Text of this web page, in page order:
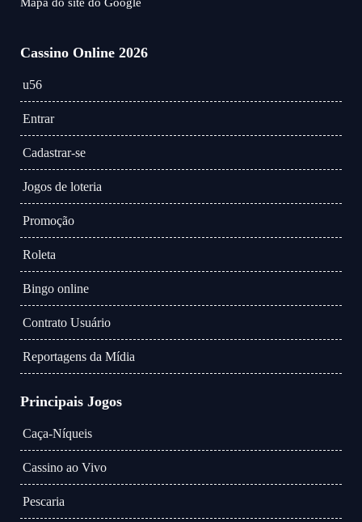
Cassino Online 2026
u56
Entrar
Cadastrar-se
Jogos de loteria
Promoção
Roleta
Bingo online
Contrato Usuário
Reportagens da Mídia
Principais Jogos
Caça-Níqueis
Cassino ao Vivo
Pescaria